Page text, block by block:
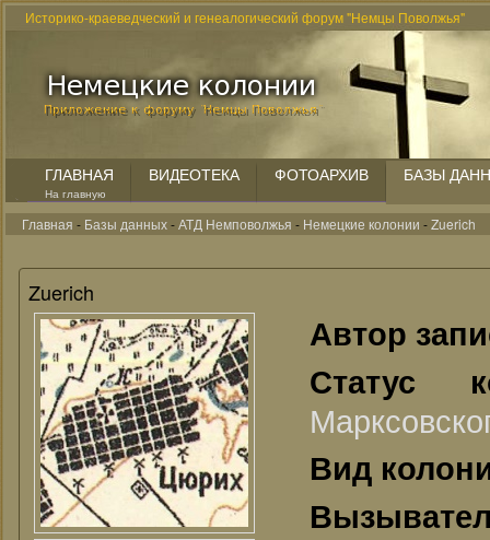
Историко-краеведческий и генеалогический форум "Немцы Поволжья"
ГЛАВНАЯ
На главную
ВИДЕОТЕКА ФОТОАРХИВ БАЗЫ
Главная - Базы данных-АТД Немповолжья - Немецкие колонии -Zuerich
Zuerich
Автор
Статус
Вид